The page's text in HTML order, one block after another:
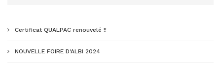
Certificat QUALPAC renouvelé !!
NOUVELLE FOIRE D’ALBI 2024